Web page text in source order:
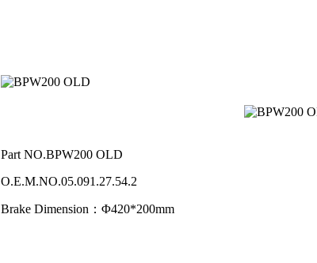
Part NO.BPW200 OLD
O.E.M.NO.05.091.27.54.2
Brake Dimension：Φ420*200mm